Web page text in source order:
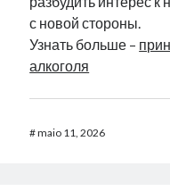
с новой стороны.
Узнать больше –
алкоголя
#maio 11, 2026